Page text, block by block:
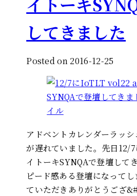
してきました
Posted on 2016-12-25
アドベントカレンダーラッ
が遅れていました。先日
イトーキSYNQAで登壇して
ピード感ある登壇になって
ていただきありがとうござ